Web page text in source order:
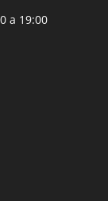
a 19:00